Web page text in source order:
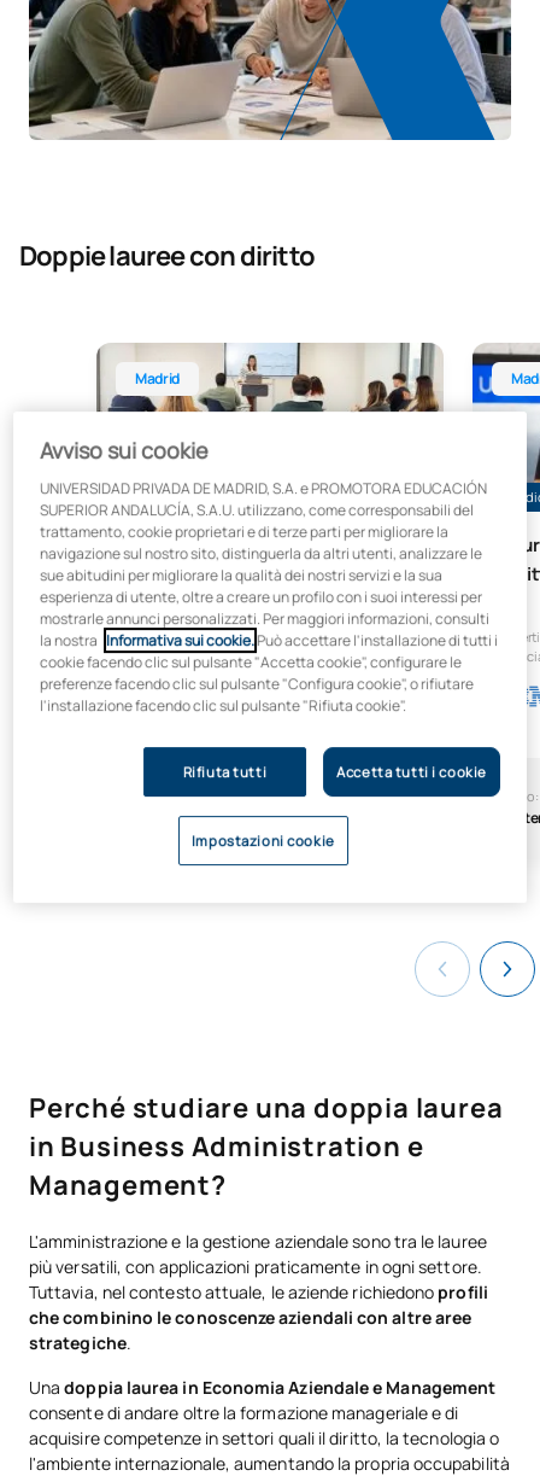
Doppie lauree con diritto
Madrid
Sussidio del 30% fino al 15 agosto
Laurea in Business Analytics +
Amministrazione e gestione
aziendale
In collaborazione con:
Inizio:
Settembre
Durata:
4,5 anni
Doppia laurea in Business Analytics + Laurea in
+
Inizio:
Doppia
Perché studiare una doppia laurea
in Business Administration e
Management?
L'amministrazione e la gestione aziendale sono tra le lauree
più versatili, con applicazioni praticamente in ogni settore.
Tuttavia, nel contesto attuale, le aziende richiedono profili
che combinino le conoscenze aziendali con altre aree
strategiche.
Unadoppia laurea in Economia Aziendale e Management
consente di andare oltre la formazione manageriale e di
acquisire competenze in settori quali il diritto, la tecnologia o
l'ambiente internazionale, aumentando la propria occupabilità
Avviso sui cookie
UNIVERSIDAD PRIVADA DE MADRID, S.A. e PROMOTORA EDUCACIÓN
SUPERIOR ANDALUCÍA, S.A.U. utilizzano, come corresponsabili del
trattamento, cookie proprietari e di terze parti per migliorare la
navigazione sul nostro sito, distinguerla da altri utenti, analizzare le
sue abitudini per migliorare la qualità dei nostri servizi e la sua
esperienza di utente, oltre a creare un profilo con i suoi interessi per
mostrarle annunci personalizzati. Per maggiori informazioni, consulti
la nostra Informativa sui cookie.Può accettare l'installazione di tutti i
cookie facendo clic sul pulsante "Accetta cookie", configurare le
preferenze facendo clic sul pulsante "Configura cookie", o rifiutare
l'installazione facendo clic sul pulsante "Rifiuta cookie".
Rifiuta tutti Accetta tutti i cookie
Impostazioni cookie